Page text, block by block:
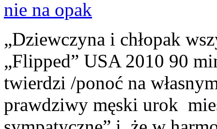
„Dziewczyna i chłopak
„Flipped” USA 2010 90
twierdzi /ponoć na
prawdziwy męski urok